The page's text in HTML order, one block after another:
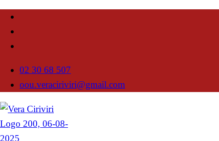
02 30 68 507
oou.veraciriviri@gmail.com